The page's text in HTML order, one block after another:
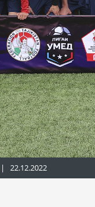
| 22.12.2022